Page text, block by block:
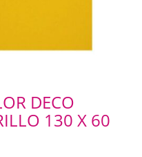
DECO
130 X 60